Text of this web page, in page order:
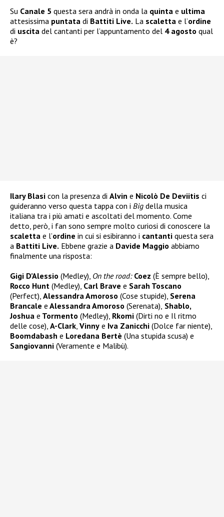
Su Canale 5 questa sera andrà in onda la quinta e ultima
attesissima puntata di Battiti Live. La scaletta e l’ordine
di uscita del cantanti per l’appuntamento del 4 agosto qual
è?
Ilary Blasi con la presenza di Alvin e Nicolò De Deviitis ci
guideranno verso questa tappa con i Big della musica
italiana tra i più amati e ascoltati del momento. Come
detto, però, i fan sono sempre molto curiosi di conoscere la
scaletta e l’ordine in cui si esibiranno i cantanti questa sera
a Battiti Live. Ebbene grazie a Davide Maggio abbiamo
finalmente una risposta:
Gigi D’Alessio (Medley), On the road: Coez (È sempre bello),
Rocco Hunt (Medley), Carl Brave e Sarah Toscano
(Perfect), Alessandra Amoroso (Cose stupide), Serena
Brancale e Alessandra Amoroso (Serenata), Shablo,
Joshua e Tormento (Medley), Rkomi (Dirti no e Il ritmo
delle cose), A-Clark, Vinny e Iva Zanicchi (Dolce far niente),
Boomdabash e Loredana Bertè (Una stupida scusa) e
Sangiovanni (Veramente e Malibù).